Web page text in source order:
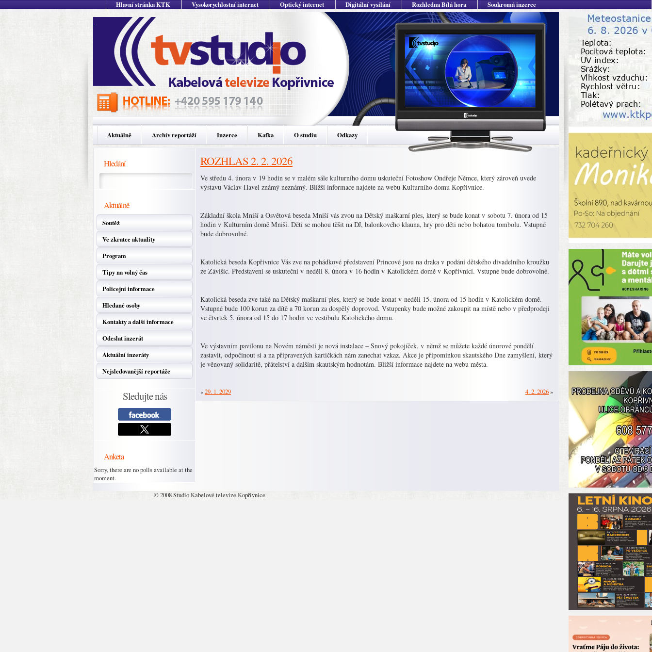
Hlavní stránka KTK Vysokorychlostní internet Optický internet Digitální vysílání Rozhledna Bílá hora Soukromá inzerce
Aktuálně Archív reportáží Inzerce Kafka O studiu Odkazy
Hledání
Aktuálně
Soutěž
Ve zkratce aktuality
Program
Tipy na volný čas
Policejní informace
Hledané osoby
Kontakty a další informace
Odeslat inzerát
Aktuální inzeráty
Nejsledovanější reportáže
Sledujte nás
Anketa
Sorry, there are no polls available at the
moment.
ROZHLAS 2. 2. 2026
Ve středu 4. února v 19 hodin se v malém sále kulturního domu uskuteční Fotoshow Ondřeje Němce, který zároveň uvede
výstavu Václav Havel známý neznámý. Bližší informace najdete na webu Kulturního domu Kopřivnice.
Základní škola Mniší a Osvětová beseda Mniší vás zvou na Dětský maškarní ples, který se bude konat v sobotu 7. února od 15
hodin v Kulturním domě Mniší. Děti se mohou těšit na DJ, balonkového klauna, hry pro děti nebo bohatou tombolu. Vstupné
bude dobrovolné.
Katolická beseda Kopřivnice Vás zve na pohádkové představení Princové jsou na draka v podání dětského divadelního kroužku
ze Závišic. Představení se uskuteční v neděli 8. února v 16 hodin v Katolickém domě v Kopřivnici. Vstupné bude dobrovolné.
Katolická beseda zve také na Dětský maškarní ples, který se bude konat v neděli 15. února od 15 hodin v Katolickém domě.
Vstupné bude 100 korun za dítě a 70 korun za dospělý doprovod. Vstupenky bude možné zakoupit na místě nebo v předprodeji
ve čtvrtek 5. února od 15 do 17 hodin ve vestibulu Katolického domu.
Ve výstavním pavilonu na Novém náměstí je nová instalace – Snový pokojíček, v němž se můžete každé únorové pondělí
zastavit, odpočinout si a na připravených kartičkách nám zanechat vzkaz. Akce je připomínkou skautského Dne zamyšlení, který
je věnovaný solidaritě, přátelství a dalším skautským hodnotám. Bližší informace najdete na webu města.
«29. 1. 2029 4. 2. 2026»
© 2008 Studio Kabelové televize Kopřivnice